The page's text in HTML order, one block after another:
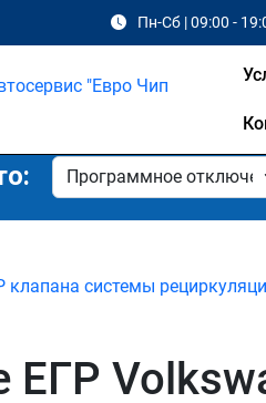
Пн-Сб | 09:00 -
системы
ЕГР